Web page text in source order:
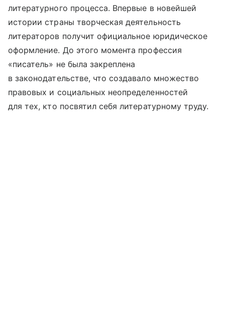
литературного процесса. Впервые в новейшей
истории страны творческая деятельность
литераторов получит официальное юридическое
оформление. До этого момента профессия
«писатель» не была закреплена
в законодательстве, что создавало множество
правовых и социальных неопределенностей
для тех, кто посвятил себя литературному труду.